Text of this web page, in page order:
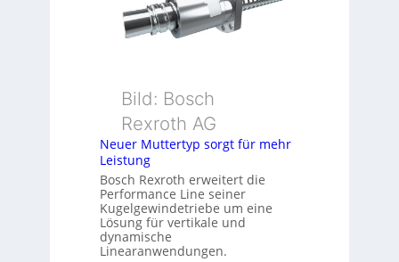
m
e
n
u
d
Z
u
t
e
b
k
m
b
n
i
e
Bild: Bosch
Rexroth AG
Neuer Muttertyp sorgt für mehr
Leistung
Bosch Rexroth erweitert die
Performance Line seiner
Kugelgewindetriebe um eine
Lösung für vertikale und
dynamische
Linearanwendungen.